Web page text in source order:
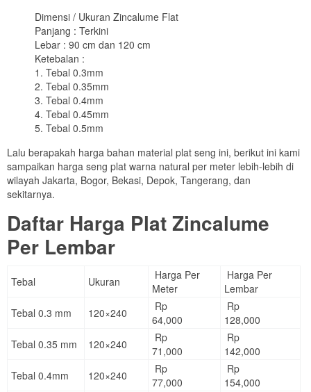
Dimensi / Ukuran Zincalume Flat
Panjang : Terkini
Lebar : 90 cm dan 120 cm
Ketebalan :
1. Tebal 0.3mm
2. Tebal 0.35mm
3. Tebal 0.4mm
4. Tebal 0.45mm
5. Tebal 0.5mm
Lalu berapakah harga bahan material plat seng ini, berikut ini kami
sampaikan harga seng plat warna natural per meter lebih-lebih di
wilayah Jakarta, Bogor, Bekasi, Depok, Tangerang, dan
sekitarnya.
Daftar Harga Plat Zincalume
Per Lembar
Tebal Ukuran
Harga Per
Meter
Harga Per
Lembar
Tebal 0.3 mm
120×240
Rp
64,000
Rp
128,000
Tebal 0.35 mm
120×240
Rp
71,000
Rp
142,000
Tebal 0.4mm
120×240
Rp
77,000
Rp
154,000